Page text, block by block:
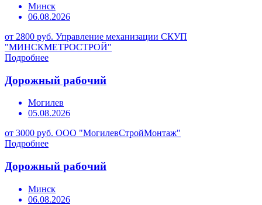
Минск
06.08.2026
от 2800 руб. Управление механизации СКУП
"МИНСКМЕТРОСТРОЙ"
Подробнее
Дорожный рабочий
Могилев
05.08.2026
от 3000 руб. ООО "МогилевСтройМонтаж"
Подробнее
Дорожный рабочий
Минск
06.08.2026